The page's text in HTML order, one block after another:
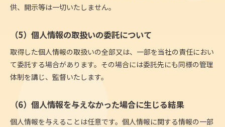
供、開示等は一切いたしません。
（5）個人情報の取扱いの委託について
取得した個人情報の取扱いの全部又は、一部を当社の責任におい
て委託する場合があります。その場合には委託先にも同様の管理
体制を講じ、監督いたします。
（6）個人情報を与えなかった場合に生じる結果
個人情報を与えることは任意です。個人情報に関する情報の一部